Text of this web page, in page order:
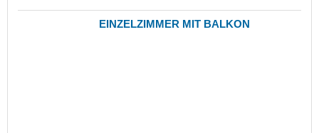
EINZELZIMMER MIT BALKON